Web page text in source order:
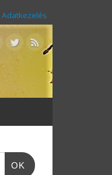
Adatkezelés
OK